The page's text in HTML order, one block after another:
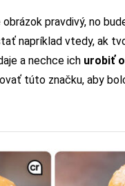
pravdivý, no
napríklad vtedy, ak
a nechce ich urobiť
túto značku, aby